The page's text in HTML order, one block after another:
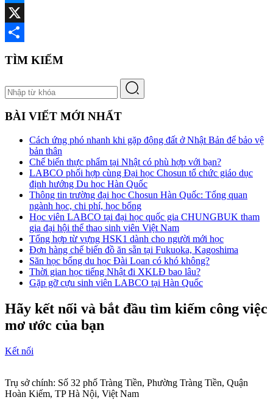
Messenger
X
Share
TÌM KIẾM
BÀI VIẾT MỚI NHẤT
Cách ứng phó nhanh khi gặp động đất ở Nhật Bản để bảo vệ
bản thân
Chế biến thực phẩm tại Nhật có phù hợp với bạn?
LABCO phối hợp cùng Đại học Chosun tổ chức giáo dục
định hướng Du học Hàn Quốc
Thông tin trường đại học Chosun Hàn Quốc: Tổng quan
ngành học, chi phí, học bổng
Học viên LABCO tại đại học quốc gia CHUNGBUK tham
gia đại hội thể thao sinh viên Việt Nam
Tổng hợp từ vựng HSK1 dành cho người mới học
Đơn hàng chế biến đồ ăn sẵn tại Fukuoka, Kagoshima
Săn học bổng du học Đài Loan có khó không?
Thời gian học tiếng Nhật đi XKLĐ bao lâu?
Gặp gỡ cựu sinh viên LABCO tại Hàn Quốc
Hãy kết nối và bắt đầu tìm kiếm công việc
mơ ước của bạn
Kết nối
Trụ sở chính: Số 32 phố Tràng Tiền, Phường Tràng Tiền, Quận
Hoàn Kiếm, TP Hà Nội, Việt Nam